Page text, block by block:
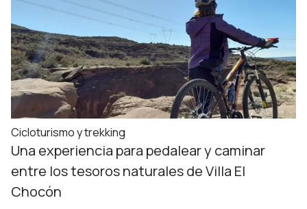
Cicloturismo y trekking
Una experiencia para pedalear y caminar
entre los tesoros naturales de Villa El
Chocón